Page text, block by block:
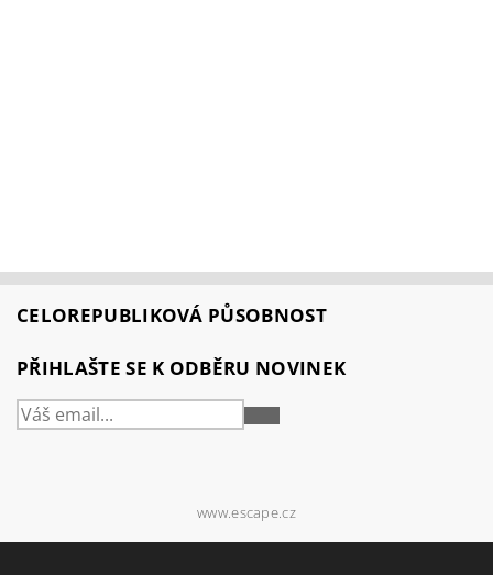
CELOREPUBLIKOVÁ PŮSOBNOST
PŘIHLAŠTE SE K ODBĚRU NOVINEK
PŘIHLÁSIT
www.escape.cz